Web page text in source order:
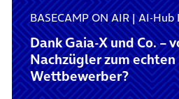
BASECAMP ON AIR | AI-Hub
Dank Gaia-X und Co. –
Nachzügler zum echten
Wettbewerber?